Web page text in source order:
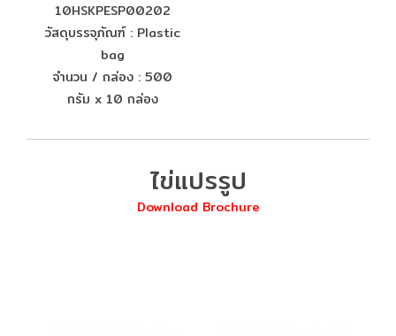
10HSKPESP00202
วัสดุบรรจุภัณฑ์ : Plastic
bag
จำนวน / กล่อง : 500
กรัม x 10 กล่อง
ไข่แปรรูป
Download Brochure